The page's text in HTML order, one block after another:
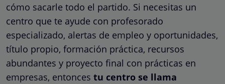
cómo sacarle todo el partido. Si necesitas un
centro que te ayude con profesorado
especializado, alertas de empleo y oportunidades,
título propio, formación práctica, recursos
abundantes y proyecto final con prácticas en
empresas, entonces tu centro se llama